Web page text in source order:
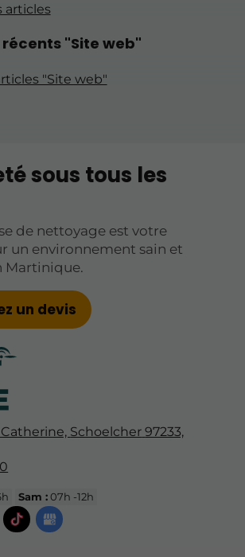
articles
"Site web"
"Site web"
Schoelcher 97233,
Sam :07h -12h
sous tous les
de nettoyage est votre
un environnement sain et
Martinique.
un devis